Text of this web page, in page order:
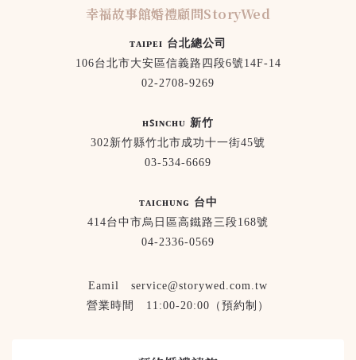
幸福故事館婚禮顧問StoryWed
ᴛᴀɪᴘᴇɪ 台北總公司
106台北市大安區信義路四段6號14F-14
02-2708-9269
ʜꜱɪɴᴄʜᴜ 新竹
302新竹縣竹北市成功十一街45號
03-534-6669
ᴛᴀɪᴄʜᴜɴɢ 台中
414台中市烏日區高鐵路三段168號
04-2336-0569
Eamil service@storywed.com.tw
營業時間 11:00-20:00（預約制）